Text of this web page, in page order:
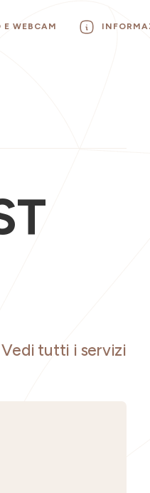
E WEBCAM
Vedi tutti i servizi